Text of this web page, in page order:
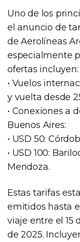
Uno de los
el anuncio de
de Aerolíneas
especialmente
ofertas incluyen:
• Vuelos
y vuelta desde
• Conexiones a
Buenos Aires:
• USD 50:
• USD 100:
Mendoza.
Estas tarifas
emitidos hasta
viaje entre el 15
de 2025.